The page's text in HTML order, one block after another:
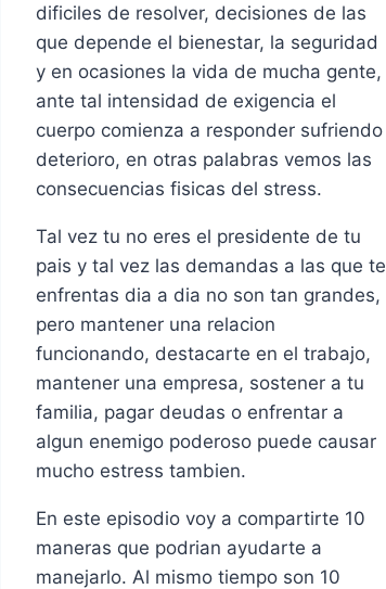
dificiles de resolver, decisiones de las
que depende el bienestar, la seguridad
y en ocasiones la vida de mucha gente,
ante tal intensidad de exigencia el
cuerpo comienza a responder sufriendo
deterioro, en otras palabras vemos las
consecuencias fisicas del stress.
Tal vez tu no eres el presidente de tu
pais y tal vez las demandas a las que te
enfrentas dia a dia no son tan grandes,
pero mantener una relacion
funcionando, destacarte en el trabajo,
mantener una empresa, sostener a tu
familia, pagar deudas o enfrentar a
algun enemigo poderoso puede causar
mucho estress tambien.
En este episodio voy a compartirte 10
maneras que podrian ayudarte a
manejarlo. Al mismo tiempo son 10